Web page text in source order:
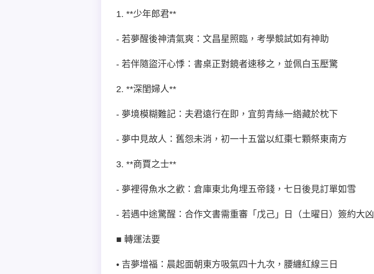
1. **少年郎君**
- 若夢醒後神清氣爽：文昌星照臨，考學競試如有神助
- 若伴隨盜汗心悸：書桌正對鏡者速移之，並佩白玉壓驚
2. **深閨婦人**
- 夢境模糊難記：夫君遠行在即，宜剪青絲一綹藏於枕下
- 夢中見故人：舊怨未消，初一十五當以紅棗七顆祭東南方
3. **商賈之士**
- 夢裡得魚水之歡：倉庫東北角埋五帝錢，七日後見訂單如雪
- 若遇中途驚醒：合作文書需重審「戊己」日（土曜日）簽約大凶
■ 轉運法要
• 吉夢增福：晨起面朝東方吸氣四十九次，腰纏紅線三日